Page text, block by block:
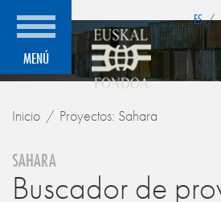
MENÚ
ES /
Inicio Proyectos: Sahara
SAHARA
Buscador de